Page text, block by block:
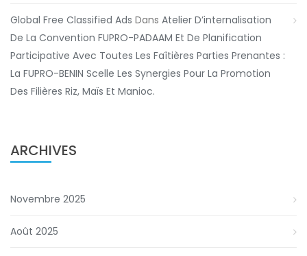
Global Free Classified Ads Dans Atelier D’internalisation
De La Convention FUPRO-PADAAM Et De Planification
Participative Avec Toutes Les Faîtières Parties Prenantes :
La FUPRO-BENIN Scelle Les Synergies Pour La Promotion
Des Filières Riz, Maïs Et Manioc.
ARCHIVES
Novembre 2025
Août 2025